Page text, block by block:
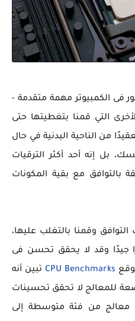
فى الكمبيوتر مهمة متقدمة -
التي قمنا بتغطيتها حتى
من الناحية البدنية في حال
بل إنه أحد أكثر الترقيات
بالتوافق مع بقية المكونات
وقمنا بالتغلب عليها،
جيدًا وقد لا يحقق تحسن فى
CPU Benchmarksتبين أنه
للمعالج لا تحقق تحسينات
معالج من فئة متوسطة إلى